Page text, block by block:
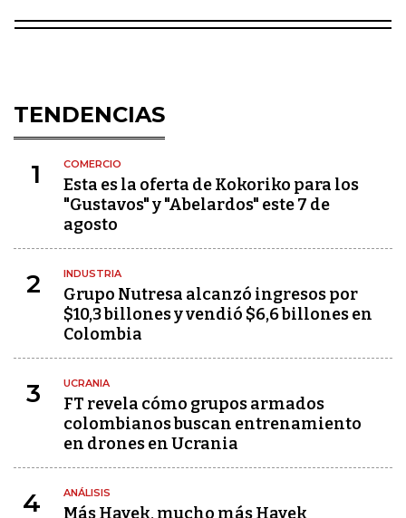
TENDENCIAS
1 COMERCIO
Esta es la oferta de Kokoriko para los
"Gustavos" y "Abelardos" este 7 de
agosto
2 INDUSTRIA
Grupo Nutresa alcanzó ingresos por
$10,3 billones y vendió $6,6 billones en
Colombia
3 UCRANIA
FT revela cómo grupos armados
colombianos buscan entrenamiento
en drones en Ucrania
4 ANÁLISIS
Más Hayek, mucho más Hayek